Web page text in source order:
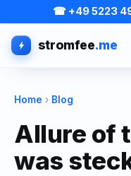
☎ +49 5223
stromfee.me
Home › Blog
Allure of
was